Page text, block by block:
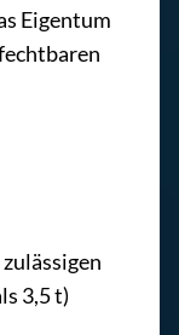
Eigentum
3,5 t)